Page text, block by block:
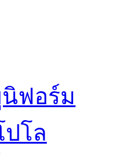
ฟอร์ม
ปโล